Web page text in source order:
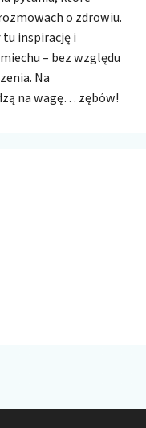
o zdrowiu.
tu inspirację i
– bez względu
Na
na wagę… zębów!